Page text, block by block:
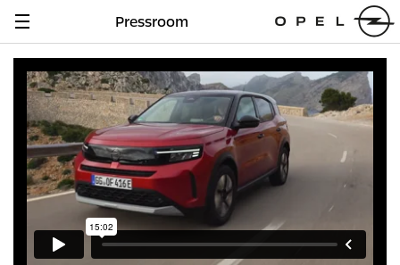
Navigation
Pressroom